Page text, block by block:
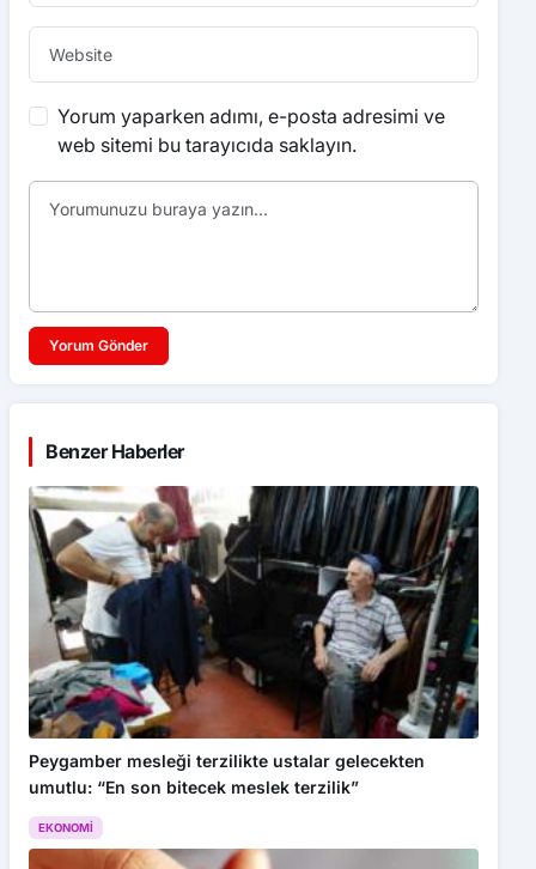
Yorum yaparken adımı, e-posta adresimi ve
web sitemi bu tarayıcıda saklayın.
Yorum Gönder
Benzer Haberler
Peygamber mesleği terzilikte ustalar gelecekten
umutlu: “En son bitecek meslek terzilik”
EKONOMI